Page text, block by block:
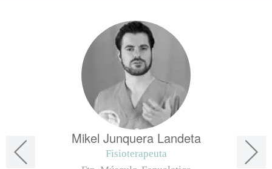
Mikel Junquera Landeta
Fisioterapeuta